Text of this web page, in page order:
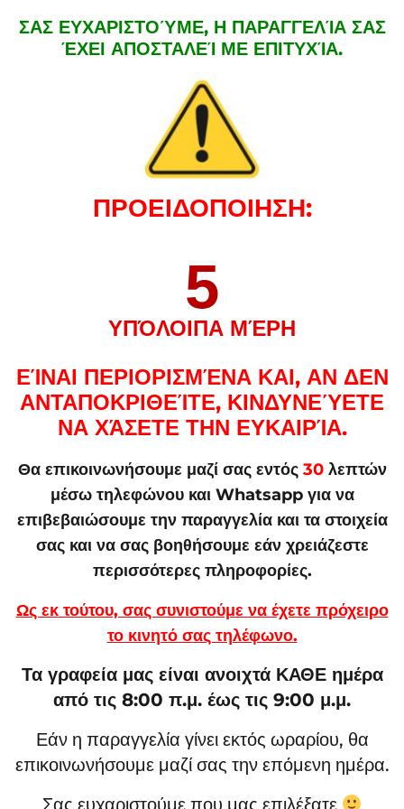
ΣΑΣ ΕΥΧΑΡΙΣΤΟΎΜΕ, Η ΠΑΡΑΓΓΕΛΊΑ ΣΑΣ
ΈΧΕΙ ΑΠΟΣΤΑΛΕΊ ΜΕ ΕΠΙΤΥΧΊΑ.
ΠΡΟΕΙΔΟΠΟΙΗΣΗ:
ΥΠΌΛΟΙΠΑ ΜΈΡΗ
5
ΕΊΝΑΙ ΠΕΡΙΟΡΙΣΜΈΝΑ ΚΑΙ, ΑΝ ΔΕΝ
ΑΝΤΑΠΟΚΡΙΘΕΊΤΕ, ΚΙΝΔΥΝΕΎΕΤΕ
ΝΑ ΧΆΣΕΤΕ ΤΗΝ ΕΥΚΑΙΡΊΑ.
Θα επικοινωνήσουμε μαζί σας εντός 30λεπτών
μέσω τηλεφώνου και Whatsapp για να
επιβεβαιώσουμε την παραγγελία και τα στοιχεία
σας και να σας βοηθήσουμε εάν χρειάζεστε
περισσότερες πληροφορίες.
Ως εκ τούτου, σας συνιστούμε να έχετε πρόχειρο
το κινητό σας τηλέφωνο.
Τα γραφεία μας είναι ανοιχτά ΚΑΘΕ ημέρα
από τις 8:00 π.μ. έως τις 9:00 μ.μ.
Εάν η παραγγελία γίνει εκτός ωραρίου, θα
επικοινωνήσουμε μαζί σας την επόμενη ημέρα.